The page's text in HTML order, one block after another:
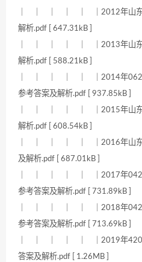
｜ ｜ ｜ ｜ ｜ ｜2012年山东
解析.pdf [ 647.31kB ]
｜ ｜ ｜ ｜ ｜ ｜2013年山东
解析.pdf [ 588.21kB ]
｜ ｜ ｜ ｜ ｜ ｜2014年0622
参考答案及解析.pdf [ 937.85kB ]
｜ ｜ ｜ ｜ ｜ ｜2015年山东
解析.pdf [ 608.54kB ]
｜ ｜ ｜ ｜ ｜ ｜2016年山东
及解析.pdf [ 687.01kB ]
｜ ｜ ｜ ｜ ｜ ｜2017年0422
参考答案及解析.pdf [ 731.89kB ]
｜ ｜ ｜ ｜ ｜ ｜2018年0421
参考答案及解析.pdf [ 713.69kB ]
｜ ｜ ｜ ｜ ｜ ｜2019年420联
答案及解析.pdf [ 1.26MB ]